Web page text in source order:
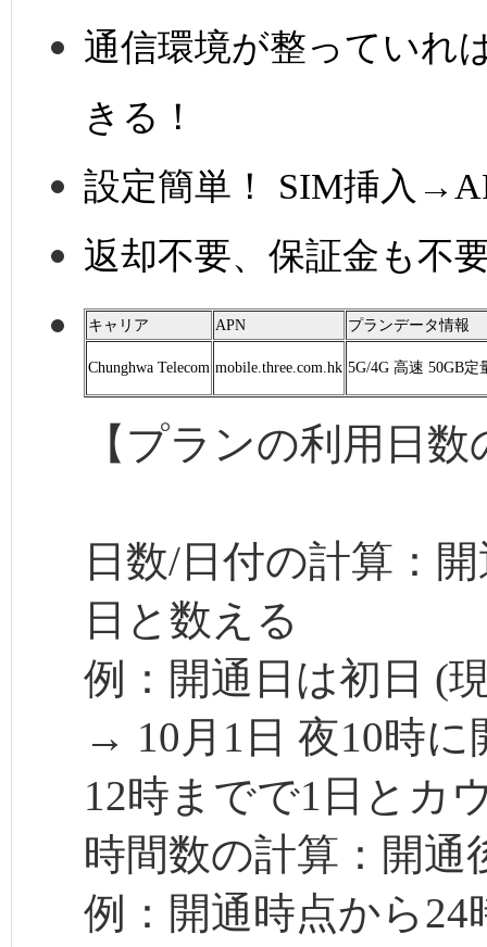
通信環境が整っていれ
きる！
設定簡単！ SIM挿入
返却不要、保証金も不
キャリア APN プランデータ情報
Chunghwa Telecom mobile.three.com.hk 5G/4G 高速 50GB
【プランの利用日
日数/日付の計算：
日と数える
例：開通日は初日 (
→ 10月1日 夜10時に
12時までで1日とカ
時間数の計算：開通
例：開通時点から24